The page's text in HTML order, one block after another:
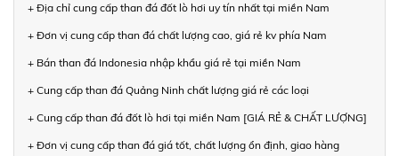
+ Địa chỉ cung cấp than đá đốt lò hơi uy tín nhất tại miền Nam
+ Đơn vị cung cấp than đá chất lượng cao, giá rẻ kv phía Nam
+ Bán than đá Indonesia nhập khẩu giá rẻ tại miền Nam
+ Cung cấp than đá Quảng Ninh chất lượng giá rẻ các loại
+ Cung cấp than đá đốt lò hơi tại miền Nam [GIÁ RẺ & CHẤT LƯỢNG]
+ Đơn vị cung cấp than đá giá tốt, chất lượng ổn định, giao hàng